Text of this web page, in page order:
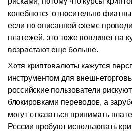
колеблются относительно
если по описанной схеме
платежей, это тоже повлияет на
возрастают еще больше.
Хотя криптовалюты кажутся
инструментом для
российские пользователи
блокировками переводов, а
могут отказаться принимать
России пробуют использовать